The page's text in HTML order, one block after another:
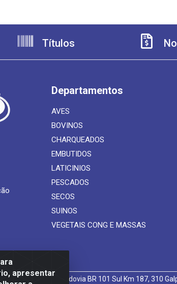
apresentar
Títulos
Departamentos
AVES
BOVINOS
CHARQUEADOS
EMBUTIDOS
LATICINIOS
PESCADOS
SECOS
SUINOS
VEGETAIS CONG E MASSAS
LTDA - Rodovia BR 101 Sul Km 187, 310